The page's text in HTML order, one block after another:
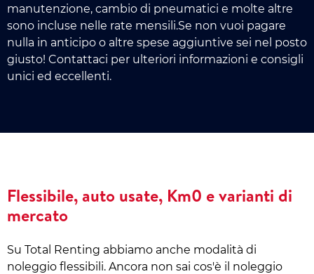
manutenzione, cambio di pneumatici e molte altre
sono incluse nelle rate mensili.Se non vuoi pagare
nulla in anticipo o altre spese aggiuntive sei nel posto
giusto! Contattaci per ulteriori informazioni e consigli
unici ed eccellenti.
Flessibile, auto usate, Km0 e varianti di
mercato
Su Total Renting abbiamo anche modalità di
noleggio flessibili. Ancora non sai cos'è il noleggio